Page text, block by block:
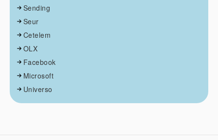
Sending
Seur
Cetelem
OLX
Facebook
Microsoft
Universo